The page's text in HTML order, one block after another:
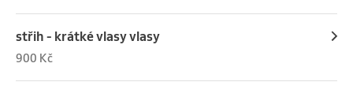
střih - krátké vlasy vlasy
900 Kč